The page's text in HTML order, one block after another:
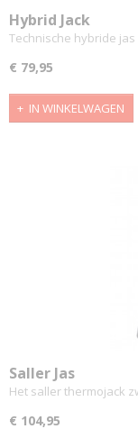
Hybrid Jack
Technische hybride
€ 79,95
IN WINKELWAGEN
Saller Jas
Het saller thermojack
€ 104,95